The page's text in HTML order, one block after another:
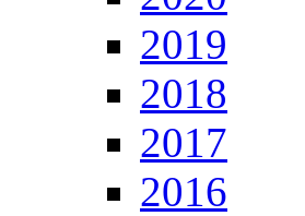
2019
2018
2017
2016